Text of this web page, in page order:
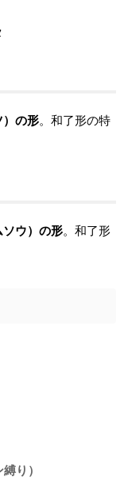
）の形。和了形の特
ウ）の形。和了形
り）